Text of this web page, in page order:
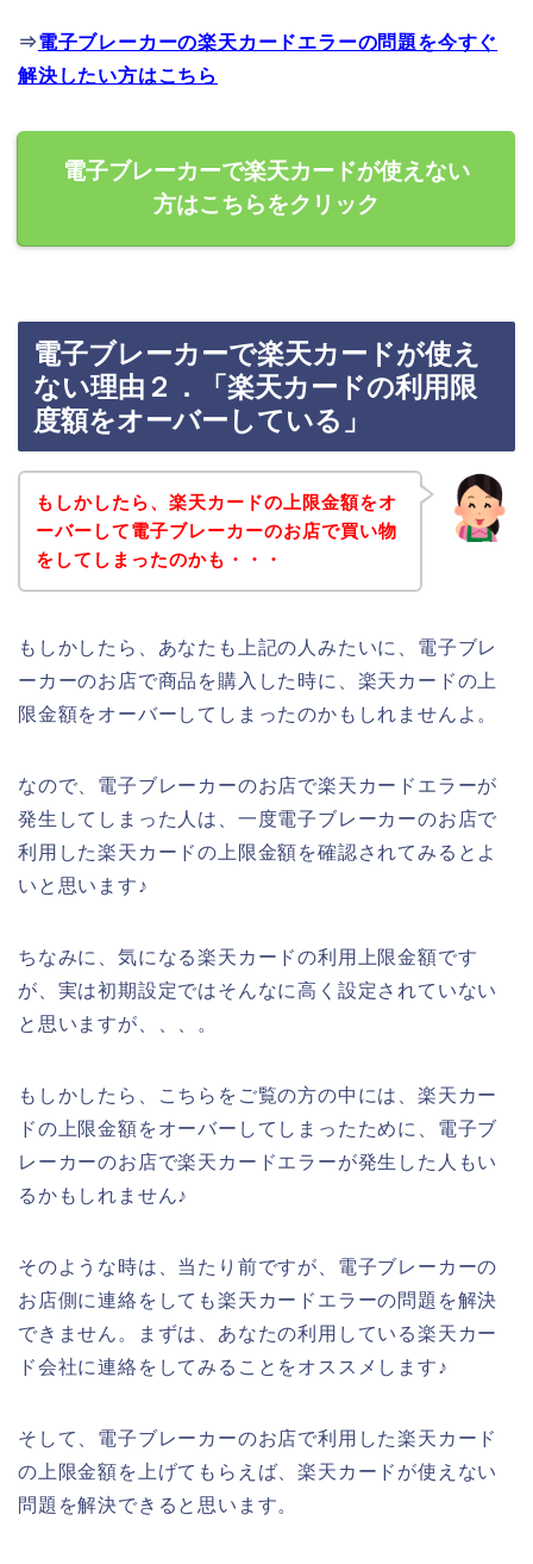
⇒電子ブレーカーの楽天カードエラーの問題を今すぐ
解決したい方はこちら
電子ブレーカーで楽天カードが使えない
方はこちらをクリック
電子ブレーカーで楽天カードが使え
ない理由２．「楽天カードの利用限
度額をオーバーしている」
もしかしたら、楽天カードの上限金額をオ
ーバーして電子ブレーカーのお店で買い物
をしてしまったのかも・・・
もしかしたら、あなたも上記の人みたいに、電子ブレ
ーカーのお店で商品を購入した時に、楽天カードの上
限金額をオーバーしてしまったのかもしれませんよ。
なので、電子ブレーカーのお店で楽天カードエラーが
発生してしまった人は、一度電子ブレーカーのお店で
利用した楽天カードの上限金額を確認されてみるとよ
いと思います♪
ちなみに、気になる楽天カードの利用上限金額です
が、実は初期設定ではそんなに高く設定されていない
と思いますが、、、。
もしかしたら、こちらをご覧の方の中には、楽天カー
ドの上限金額をオーバーしてしまったために、電子ブ
レーカーのお店で楽天カードエラーが発生した人もい
るかもしれません♪
そのような時は、当たり前ですが、電子ブレーカーの
お店側に連絡をしても楽天カードエラーの問題を解決
できません。まずは、あなたの利用している楽天カー
ド会社に連絡をしてみることをオススメします♪
そして、電子ブレーカーのお店で利用した楽天カード
の上限金額を上げてもらえば、楽天カードが使えない
問題を解決できると思います。